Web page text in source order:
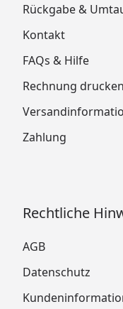
Rückgabe &
Kontakt
FAQs & Hilfe
Rechnung drucken
Zahlung
Rechtliche
AGB
Datenschutz